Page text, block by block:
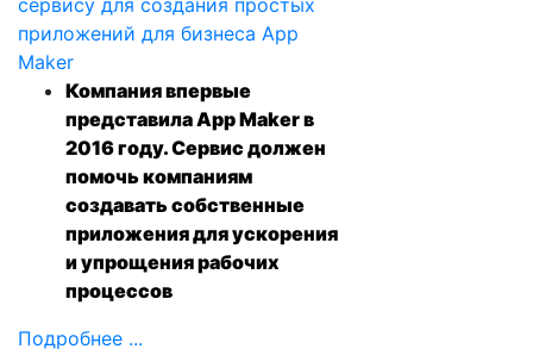
Компания впервые
представила App Maker в
2016 году. Сервис должен
помочь компаниям
создавать собственные
приложения для ускорения
и упрощения рабочих
процессов
Подробнее ...